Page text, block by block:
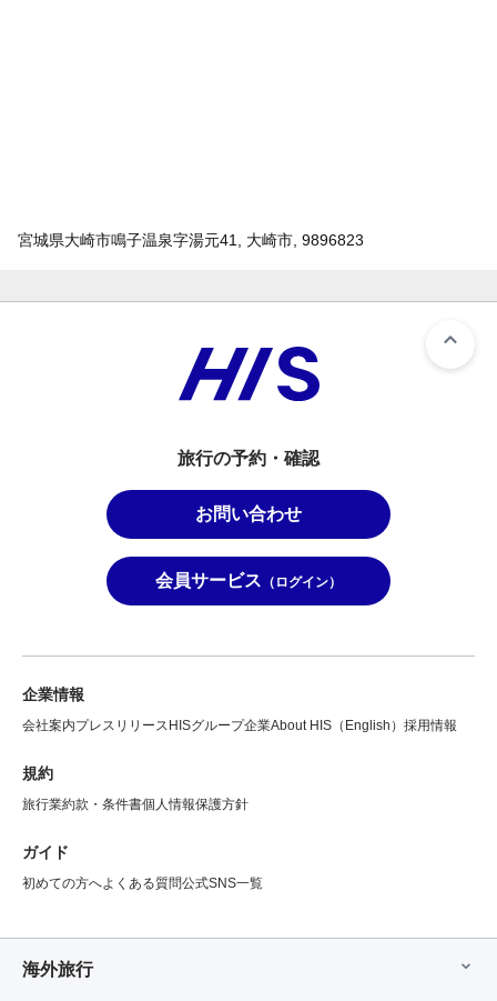
宮城県大崎市鳴子温泉字湯元41, 大崎市, 9896823
旅行の予約・確認
お問い合わせ
会員サービス （ログイン）
企業情報
会社案内プレスリリース HISグループ企業About HIS（English） 採用情報
規約
旅行業約款・条件書個人情報保護方針
ガイド
初めての方へよくある質問公式SNS一覧
海外旅行